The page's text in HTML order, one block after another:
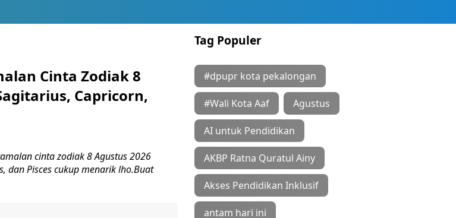
Cinta Zodiak 8
Capricorn,
cinta zodiak 8 Agustus 2026
dan Pisces cukup menarik lho.Buat
Tag Populer
#dpupr kota pekalongan
#Wali Kota Aaf Agustus
AI untuk Pendidikan
AKBP Ratna Quratul Ainy
Akses Pendidikan Inklusif
antam hari ini